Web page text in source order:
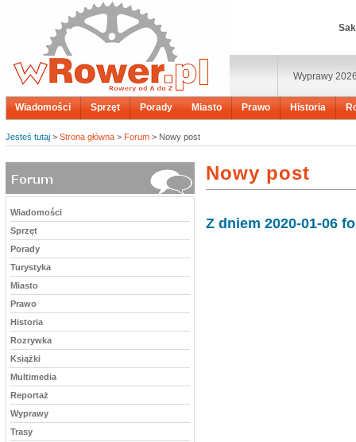
Wyprawy
Wiadomości Sprzęt Porady Miasto Prawo Historia
Jesteś tutaj > Strona główna > Forum > Nowy post
Wiadomości
Sprzęt
Porady
Turystyka
Miasto
Prawo
Historia
Rozrywka
Książki
Multimedia
Reportaż
Wyprawy
Trasy
Nowy post
Z dniem 2020-01-06